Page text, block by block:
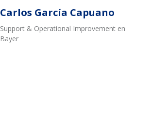
Carlos García Capuano
Support & Operational Improvement en
Bayer